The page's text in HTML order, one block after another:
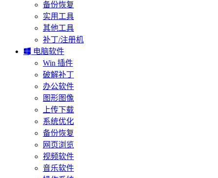
备份恢复
实用工具
其他工具
补丁/注册机
 电脑软件
Win 插件
破解补丁
办公软件
图形图像
上传下载
系统优化
备份恢复
网页浏览
视频软件
音乐软件